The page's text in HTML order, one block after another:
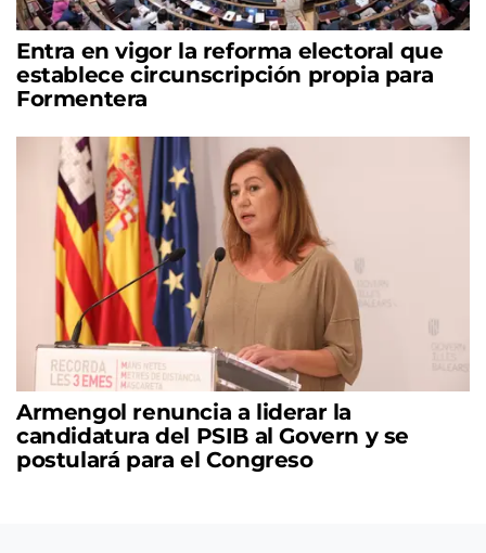
Entra en vigor la reforma electoral que
establece circunscripción propia para
Formentera
Armengol renuncia a liderar la
candidatura del PSIB al Govern y se
postulará para el Congreso